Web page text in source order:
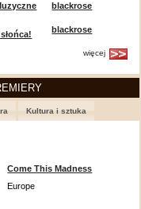
blackrose
blackrose
więcej
Kultura i sztuka
Come This Madness
Europe